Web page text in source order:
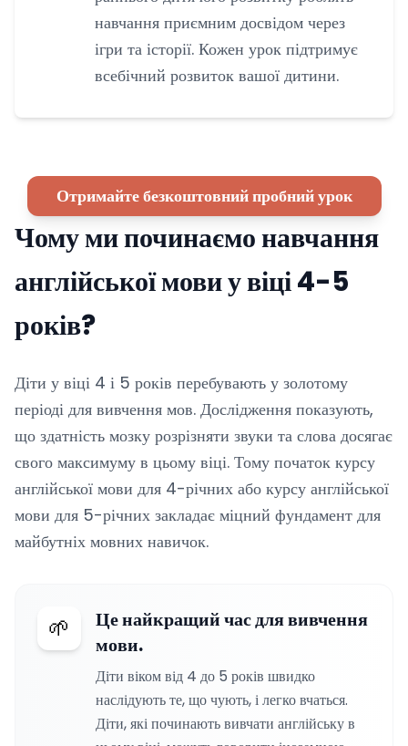
навчання приємним досвідом через
ігри та історії. Кожен урок підтримує
всебічний розвиток вашої дитини.
Отримайте безкоштовний пробний урок
Чому ми починаємо навчання
англійської мови у віці 4-5
років?
Діти у віці 4 і 5 років перебувають у золотому
періоді для вивчення мов. Дослідження показують,
що здатність мозку розрізняти звуки та слова досягає
свого максимуму в цьому віці. Тому початок курсу
англійської мови для 4-річних або курсу англійської
мови для 5-річних закладає міцний фундамент для
майбутніх мовних навичок.
🌱
Це найкращий час для вивчення
мови.
Діти віком від 4 до 5 років швидко
наслідують те, що чують, і легко вчаться.
Діти, які починають вивчати англійську в